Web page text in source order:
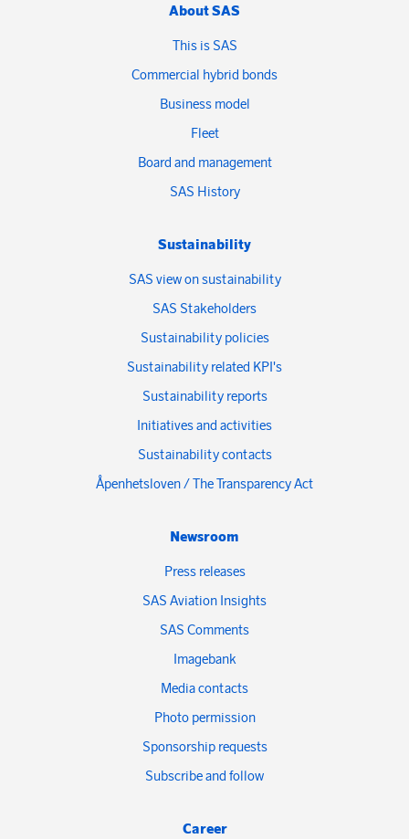
About SAS
This is SAS
Commercial hybrid bonds
Business model
Fleet
Board and management
SAS History
Sustainability
SAS view on sustainability
SAS Stakeholders
Sustainability policies
Sustainability related KPI's
Sustainability reports
Initiatives and activities
Sustainability contacts
Åpenhetsloven / The Transparency Act
Newsroom
Press releases
SAS Aviation Insights
SAS Comments
Imagebank
Media contacts
Photo permission
Sponsorship requests
Subscribe and follow
Career